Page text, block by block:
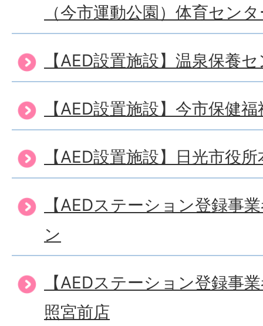
（今市運動公園）体育セン
【AED設置施設】温泉保養
【AED設置施設】今市保健
【AED設置施設】日光市役
【AEDステーション登録事
ン
【AEDステーション登録事
照宮前店